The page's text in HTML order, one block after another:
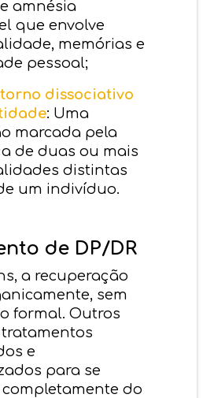
amnésia
que envolve
memórias e
pessoal;
dissociativo
: Uma
marcada pela
de duas ou mais
distintas
um indivíduo.
de DP/DR
a recuperação
sem
formal. Outros
e
para se
do